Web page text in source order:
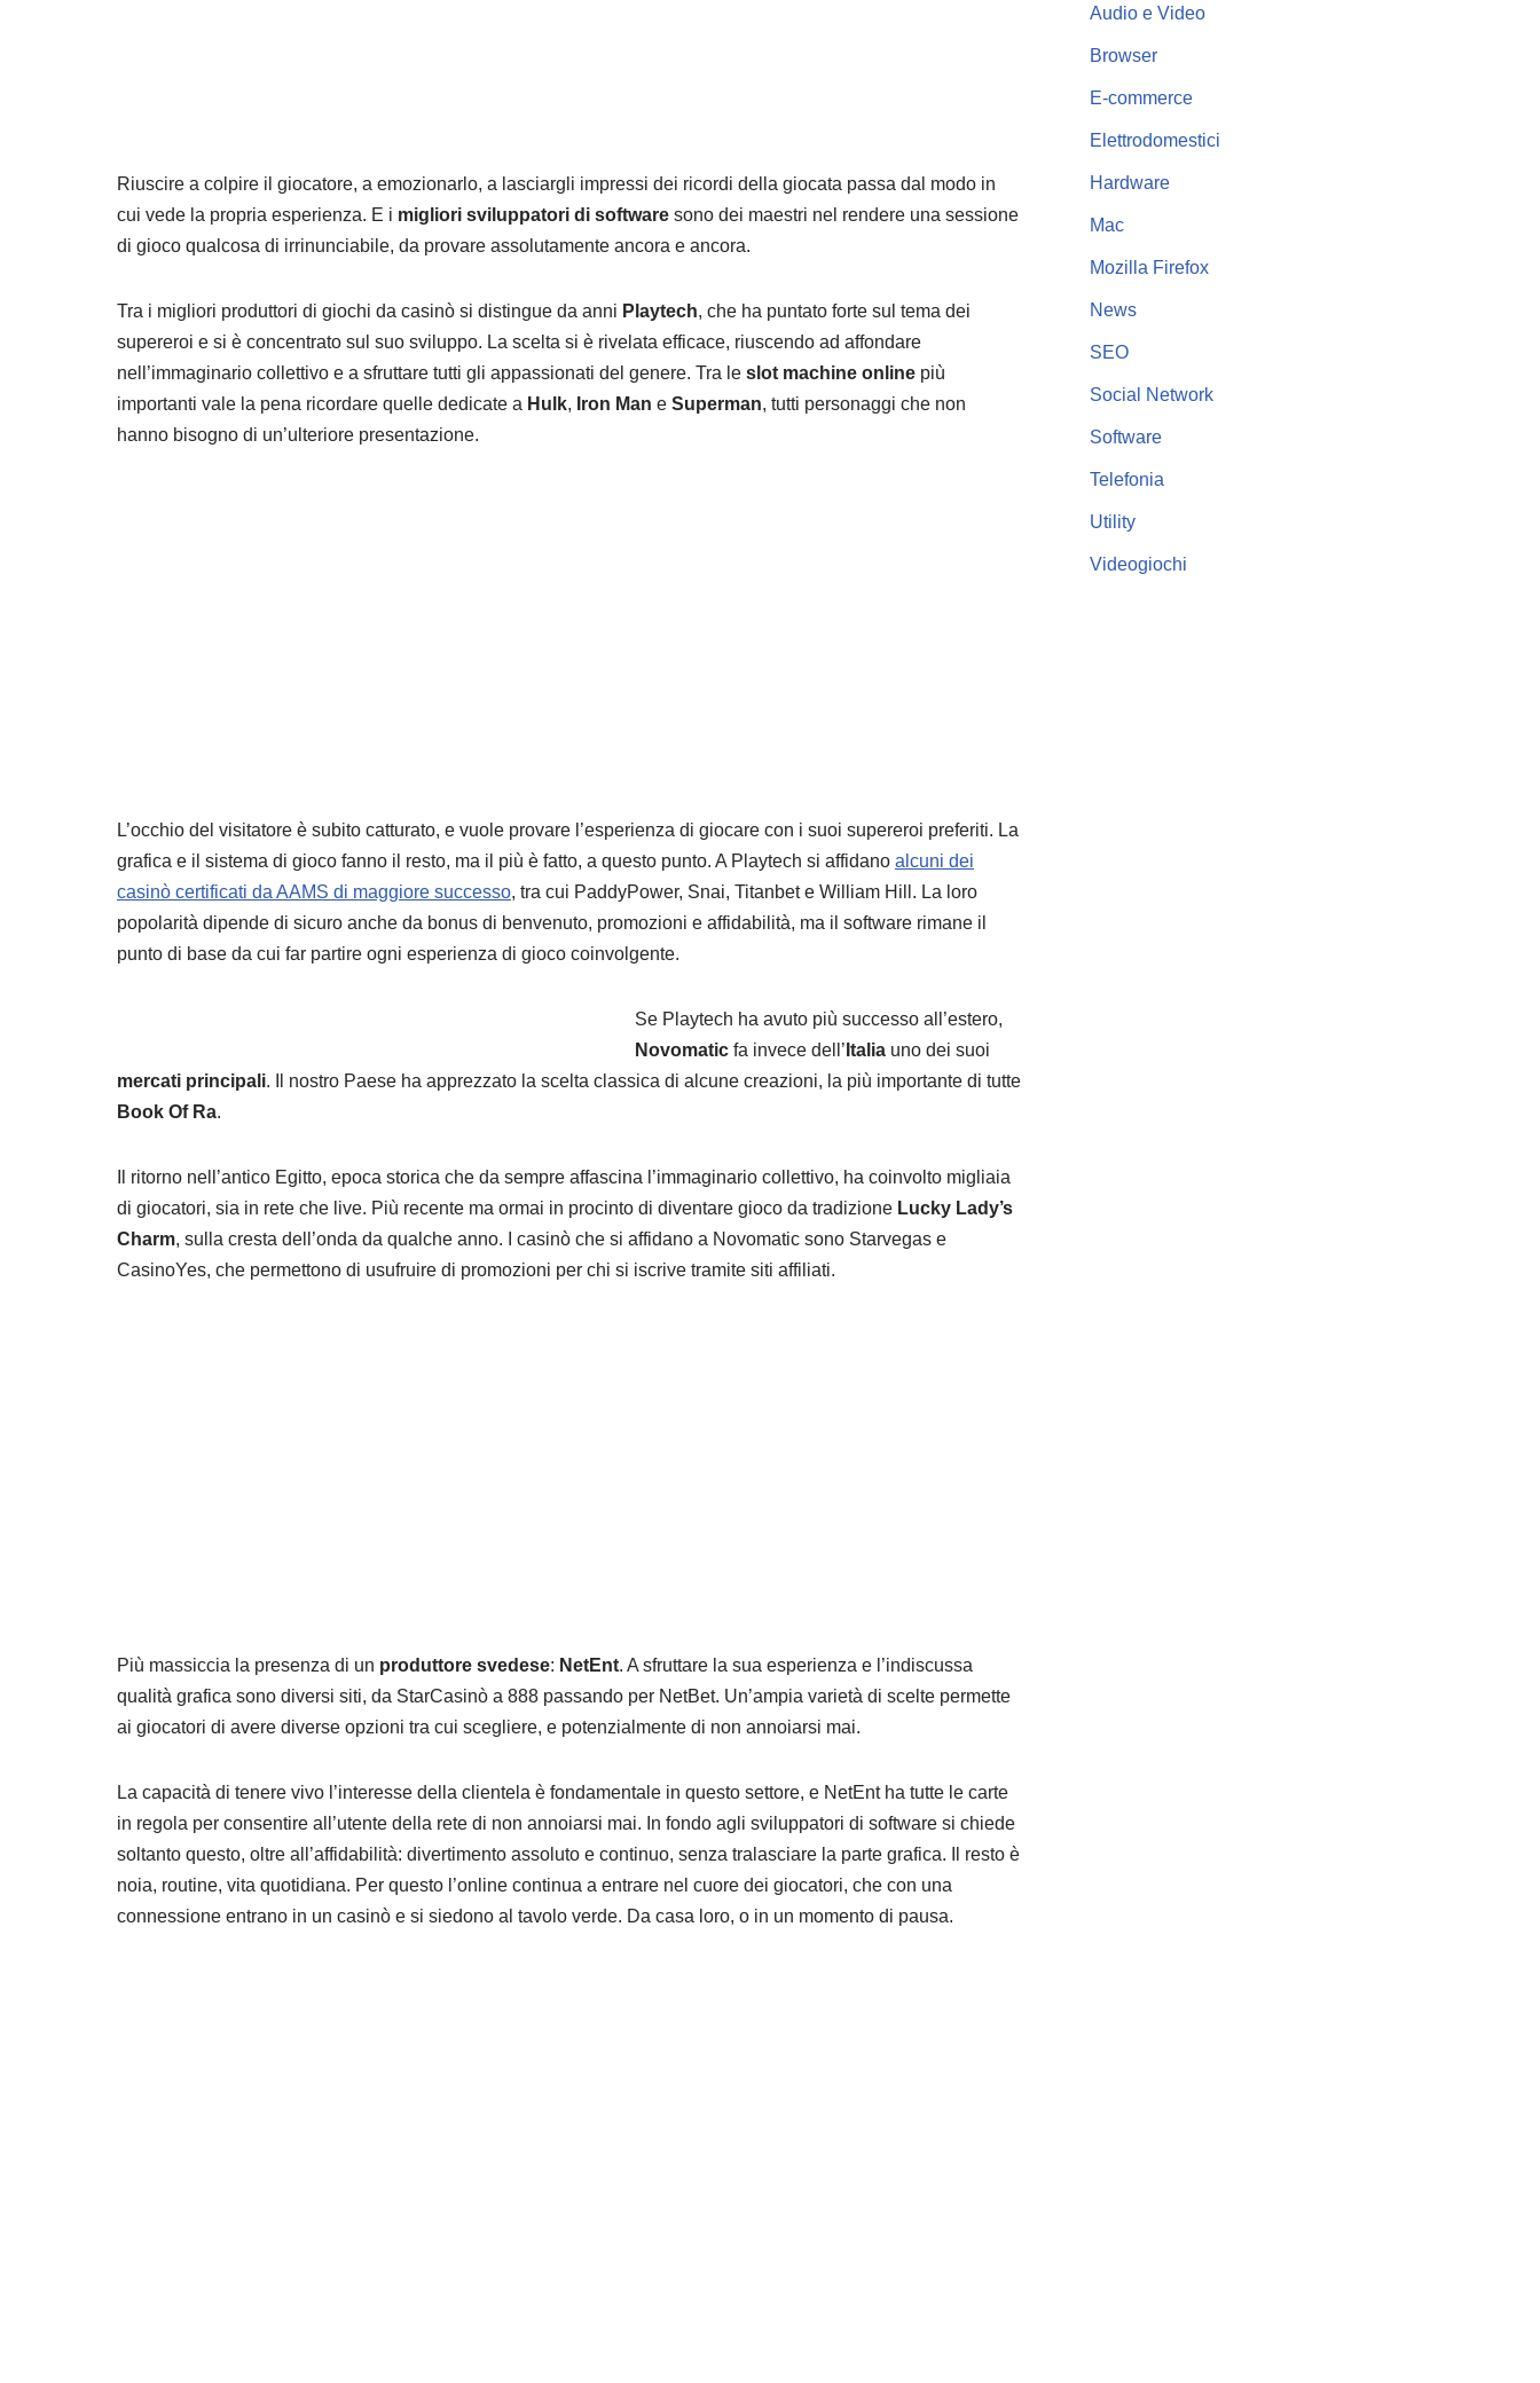
Riuscire a colpire il giocatore, a emozionarlo, a lasciargli impressi dei ricordi della giocata passa dal modo in
cui vede la propria esperienza. E i migliori sviluppatori di software sono dei maestri nel rendere una sessione
di gioco qualcosa di irrinunciabile, da provare assolutamente ancora e ancora.
Tra i migliori produttori di giochi da casinò si distingue da anni Playtech, che ha puntato forte sul tema dei
supereroi e si è concentrato sul suo sviluppo. La scelta si è rivelata efficace, riuscendo ad affondare
nell’immaginario collettivo e a sfruttare tutti gli appassionati del genere. Tra le slot machine online più
importanti vale la pena ricordare quelle dedicate a Hulk, Iron Man e Superman, tutti personaggi che non
hanno bisogno di un’ulteriore presentazione.
L’occhio del visitatore è subito catturato, e vuole provare l’esperienza di giocare con i suoi supereroi preferiti. La
grafica e il sistema di gioco fanno il resto, ma il più è fatto, a questo punto. A Playtech si affidano alcuni dei
casinò certificati da AAMS di maggiore successo, tra cui PaddyPower, Snai, Titanbet e William Hill. La loro
popolarità dipende di sicuro anche da bonus di benvenuto, promozioni e affidabilità, ma il software rimane il
punto di base da cui far partire ogni esperienza di gioco coinvolgente.
Se Playtech ha avuto più successo all’estero,
Novomatic fa invece dell’ Italia uno dei suoi
mercati principali. Il nostro Paese ha apprezzato la scelta classica di alcune creazioni, la più importante di tutte
Book Of Ra.
Il ritorno nell’antico Egitto, epoca storica che da sempre affascina l’immaginario collettivo, ha coinvolto migliaia
di giocatori, sia in rete che live. Più recente ma ormai in procinto di diventare gioco da tradizione Lucky Lady’s
Charm, sulla cresta dell’onda da qualche anno. I casinò che si affidano a Novomatic sono Starvegas e
CasinoYes, che permettono di usufruire di promozioni per chi si iscrive tramite siti affiliati.
Più massiccia la presenza di un produttore svedese: NetEnt. A sfruttare la sua esperienza e l’indiscussa
qualità grafica sono diversi siti, da StarCasinò a 888 passando per NetBet. Un’ampia varietà di scelte permette
ai giocatori di avere diverse opzioni tra cui scegliere, e potenzialmente di non annoiarsi mai.
La capacità di tenere vivo l’interesse della clientela è fondamentale in questo settore, e NetEnt ha tutte le carte
in regola per consentire all’utente della rete di non annoiarsi mai. In fondo agli sviluppatori di software si chiede
soltanto questo, oltre all’affidabilità: divertimento assoluto e continuo, senza tralasciare la parte grafica. Il resto è
noia, routine, vita quotidiana. Per questo l’online continua a entrare nel cuore dei giocatori, che con una
connessione entrano in un casinò e si siedono al tavolo verde. Da casa loro, o in un momento di pausa.
Audio e Video
Browser
E-commerce
Elettrodomestici
Hardware
Mac
Mozilla Firefox
News
SEO
Social Network
Software
Telefonia
Utility
Videogiochi